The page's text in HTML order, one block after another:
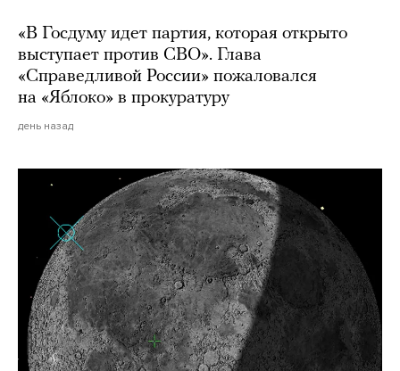
«В Госдуму идет партия, которая открыто
выступает против СВО». Глава
«Справедливой России» пожаловался
на «Яблоко» в прокуратуру
день назад